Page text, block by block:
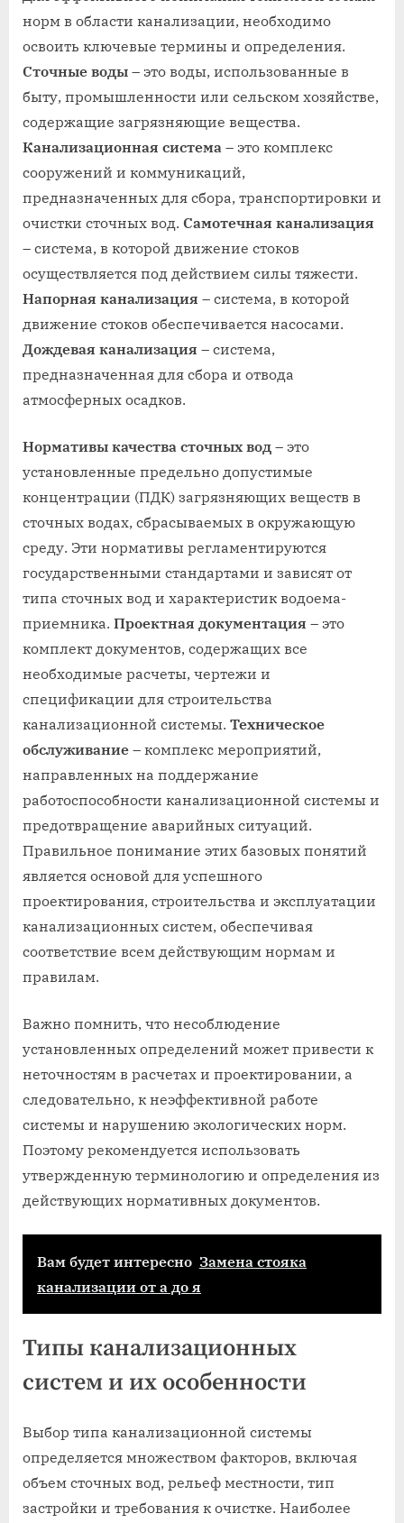
норм в области канализации, необходимо
освоить ключевые термины и определения.
Сточные воды – это воды, использованные в
быту, промышленности или сельском хозяйстве,
содержащие загрязняющие вещества.
Канализационная система – это комплекс
сооружений и коммуникаций,
предназначенных для сбора, транспортировки и
очистки сточных вод. Самотечная канализация
– система, в которой движение стоков
осуществляется под действием силы тяжести.
Напорная канализация – система, в которой
движение стоков обеспечивается насосами.
Дождевая канализация – система,
предназначенная для сбора и отвода
атмосферных осадков.
Нормативы качества сточных вод – это
установленные предельно допустимые
концентрации (ПДК) загрязняющих веществ в
сточных водах, сбрасываемых в окружающую
среду. Эти нормативы регламентируются
государственными стандартами и зависят от
типа сточных вод и характеристик водоема-
приемника. Проектная документация – это
комплект документов, содержащих все
необходимые расчеты, чертежи и
спецификации для строительства
канализационной системы. Техническое
обслуживание – комплекс мероприятий,
направленных на поддержание
работоспособности канализационной системы и
предотвращение аварийных ситуаций.
Правильное понимание этих базовых понятий
является основой для успешного
проектирования, строительства и эксплуатации
канализационных систем, обеспечивая
соответствие всем действующим нормам и
правилам.
Важно помнить, что несоблюдение
установленных определений может привести к
неточностям в расчетах и проектировании, а
следовательно, к неэффективной работе
системы и нарушению экологических норм.
Поэтому рекомендуется использовать
утвержденную терминологию и определения из
действующих нормативных документов.
Вам будет интересно Замена стояка
канализации от а до я
Типы канализационных
систем и их особенности
Выбор типа канализационной системы
определяется множеством факторов, включая
объем сточных вод, рельеф местности, тип
застройки и требования к очистке. Наиболее